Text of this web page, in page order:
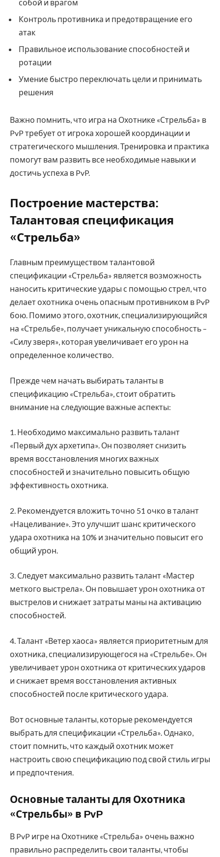
собой и врагом
Контроль противника и предотвращение его
атак
Правильное использование способностей и
ротации
Умение быстро переключать цели и принимать
решения
Важно помнить, что игра на Охотнике «Стрельба» в
PvP требует от игрока хорошей координации и
стратегического мышления. Тренировка и практика
помогут вам развить все необходимые навыки и
достичь успеха в PvP.
Построение мастерства:
Талантовая спецификация
«Стрельба»
Главным преимуществом талантовой
спецификации «Стрельба» является возможность
наносить критические удары с помощью стрел, что
делает охотника очень опасным противником в PvP
бою. Помимо этого, охотник, специализирующийся
на «Стрельбе», получает уникальную способность –
«Силу зверя», которая увеличивает его урон на
определенное количество.
Прежде чем начать выбирать таланты в
спецификацию «Стрельба», стоит обратить
внимание на следующие важные аспекты:
1. Необходимо максимально развить талант
«Первый дух архетипа». Он позволяет снизить
время восстановления многих важных
способностей и значительно повысить общую
эффективность охотника.
2. Рекомендуется вложить точно 51 очко в талант
«Нацеливание». Это улучшит шанс критического
удара охотника на 10% и значительно повысит его
общий урон.
3. Следует максимально развить талант «Мастер
меткого выстрела». Он повышает урон охотника от
выстрелов и снижает затраты маны на активацию
способностей.
4. Талант «Ветер хаоса» является приоритетным для
охотника, специализирующегося на «Стрельбе». Он
увеличивает урон охотника от критических ударов
и снижает время восстановления активных
способностей после критического удара.
Вот основные таланты, которые рекомендуется
выбрать для спецификации «Стрельба». Однако,
стоит помнить, что каждый охотник может
настроить свою спецификацию под свой стиль игры
и предпочтения.
Основные таланты для Охотника
«Стрельбы» в PvP
В PvP игре на Охотнике «Стрельба» очень важно
правильно распределить свои таланты, чтобы